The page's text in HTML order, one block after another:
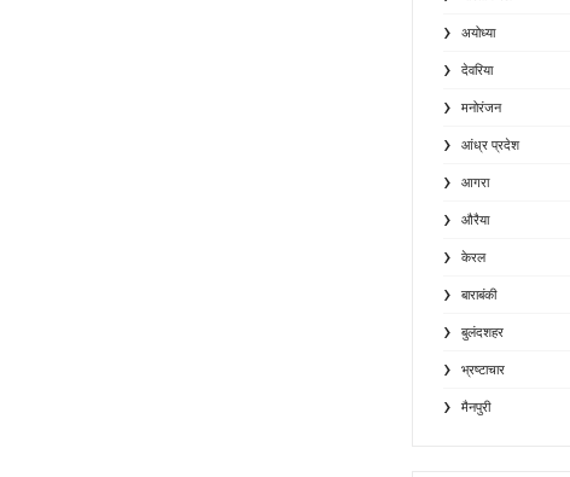
अयोध्या
देवरिया
मनोरंजन
आंध्र प्रदेश
आगरा
औरैया
केरल
बाराबंकी
बुलंदशहर
भ्रष्टाचार
मैनपुरी